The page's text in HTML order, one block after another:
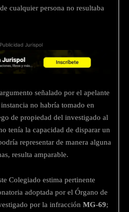
cualquier persona no resultaba
Jurispol
señalado por el apelante
no habría tomado en
de propiedad del investigado al
tenía la capacidad de disparar un
representar de manera alguna
resulta amparable.
Colegiado estima pertinente
adoptada por el Órgano de
por la infracción MG-69;